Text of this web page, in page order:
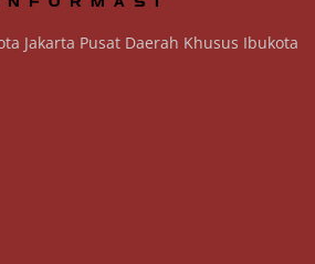
Jakarta Pusat Daerah Khusus Ibukota